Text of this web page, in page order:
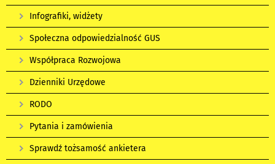
Infografiki, widżety
Społeczna odpowiedzialność GUS
Współpraca Rozwojowa
Dzienniki Urzędowe
RODO
Pytania i zamówienia
Sprawdź tożsamość ankietera